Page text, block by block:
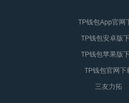
TP钱包app官网
TP钱包安卓版
TP钱包苹果版
TP钱包官网下
三友力拓